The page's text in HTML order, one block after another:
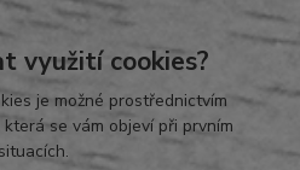
využití cookies?
je možné prostřednictvím
se vám objeví při prvním